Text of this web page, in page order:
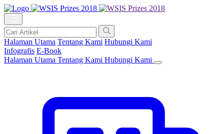
Halaman Utama Tentang Kami Hubungi Kami
Infografis E-Book
Halaman Utama Tentang Kami Hubungi Kami